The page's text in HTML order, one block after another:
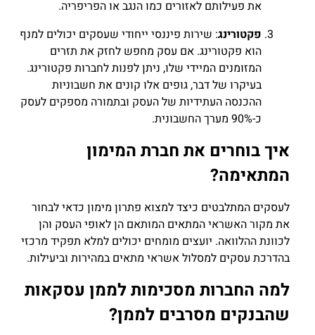
את פעילותם לאזורים כמו הנגב או הפריפריה.
פקטורינג: שירות פיננסי ייחודי שעסקים יכולים למנף
הוא פקטורינג. אם עסק מחפש לחזק את תזרים
המזומנים המיידי שלו, ניתן לפנות לחברות פקטורינג.
בעיקרו של דבר, גופים אלו קונים את חשבוניות
ההכנסה העתידיות של העסק ובתמורה מספקים לעסק
כ-90% מערך החשבונית.
איך בוחרים את חברת המימון
המתאימה?
לעסקים המתלבטים כיצד למצוא פתרון מימון כדאי לבחור
את מקור האשראי המתאים המותאם הן לאופי העסק והן
לכוונת ההלוואה. יועצים מומחים יכולים למלא תפקיד מרכזי
בהדרכת עסקים למסלול אשראי מתאים במהירות וביעילות.
למה החברות מסכימות לממן עסקאות
שהבנקים מסרבים לממן?